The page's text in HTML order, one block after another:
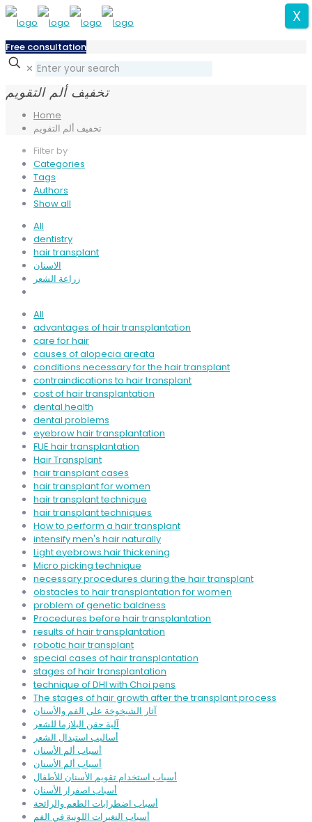
Free consultation
✕
تخفيف ألم التقويم
Home
تخفيف ألم التقويم
Filter by
Categories
Tags
Authors
Show all
All
dentistry
hair transplant
الاسنان
زراعة الشعر
All
advantages of hair transplantation
care for hair
causes of alopecia areata
conditions necessary for the hair transplant
contraindications to hair transplant
cost of hair transplantation
dental health
dental problems
eyebrow hair transplantation
FUE hair transplantation
Hair Transplant
hair transplant cases
hair transplant for women
hair transplant technique
hair transplant techniques
How to perform a hair transplant
intensify men's hair naturally
Light eyebrows hair thickening
Micro picking technique
necessary procedures during the hair transplant
obstacles to hair transplantation for women
problem of genetic baldness
Procedures before hair transplantation
results of hair transplantation
robotic hair transplant
special cases of hair transplantation
stages of hair transplantation
technique of DHI with Choi pens
The stages of hair growth after the transplant process
آثار الشيخوخة على الفم والأسنان
آلية حقن البلازما للشعر
أساليب استبدال الشعر
أسباب ألم الأسنان
أسباب ألم الأسنان
أسباب استخدام تقويم الأسنان للأطفال
أسباب اصفرار الأسنان
أسباب اضطرابات الطعم والرائحة
أسباب التغيرات اللونية في الفم
X